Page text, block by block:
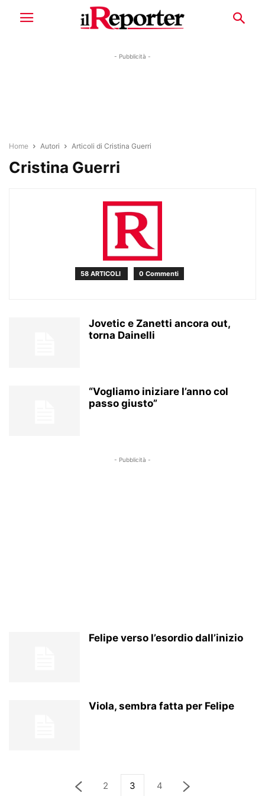
- Pubblicità -
Home Autori Articoli di Cristina Guerri
Cristina Guerri
58 ARTICOLI 0 Commenti
Jovetic e Zanetti ancora out,
torna Dainelli
“Vogliamo iniziare l’anno col
passo giusto”
- Pubblicità -
Felipe verso l’esordio dall’inizio
Viola, sembra fatta per Felipe
2 3 4